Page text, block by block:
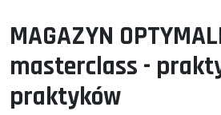
MAGAZYN
masterclass -
praktyków